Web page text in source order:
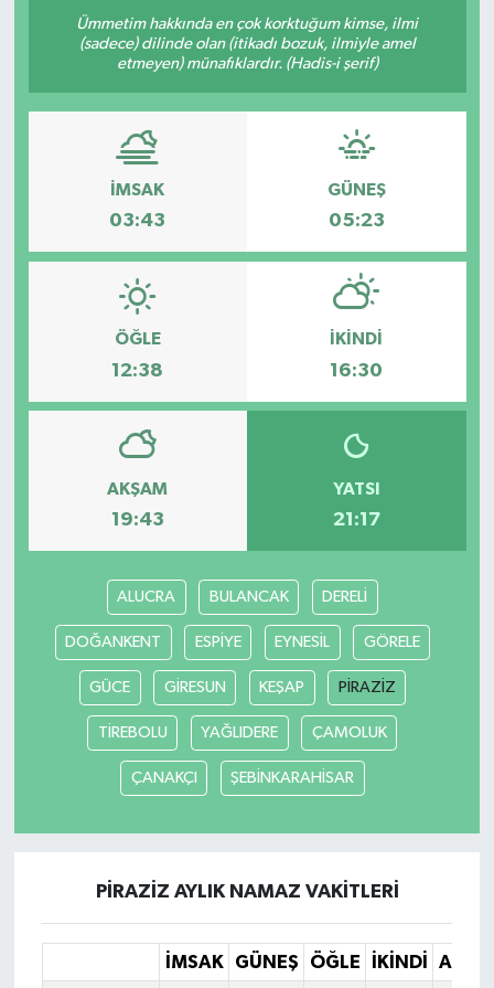
Ümmetim hakkında en çok korktuğum kimse, ilmi
(sadece) dilinde olan (itikadı bozuk, ilmiyle amel
etmeyen) münafıklardır. (Hadis-i şerif)
İMSAK
03:43
GÜNEŞ
05:23
ÖĞLE
12:38
İKINDI
16:30
AKŞAM
19:43
YATSI
21:17
ALUCRA BULANCAK DERELİ
DOĞANKENT ESPİYE EYNESİL GÖRELE
GÜCE GİRESUN KEŞAP PİRAZİZ
TİREBOLU YAĞLIDERE ÇAMOLUK
ÇANAKÇI ŞEBİNKARAHİSAR
PİRAZİZ AYLIK NAMAZ VAKITLERI
İMSAK GÜNEŞ ÖĞLE İKINDI